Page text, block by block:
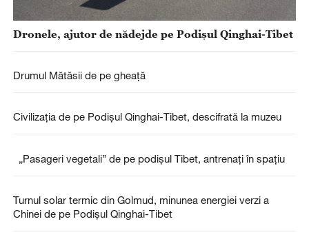
Dronele, ajutor de nădejde pe Podișul Qinghai-Tibet
Drumul Mătăsii de pe gheață
Civilizația de pe Podișul Qinghai-Tibet, descifrată la muzeu
„Pasageri vegetali” de pe podișul Tibet, antrenați în spațiu
Turnul solar termic din Golmud, minunea energiei verzi a
Chinei de pe Podișul Qinghai-Tibet